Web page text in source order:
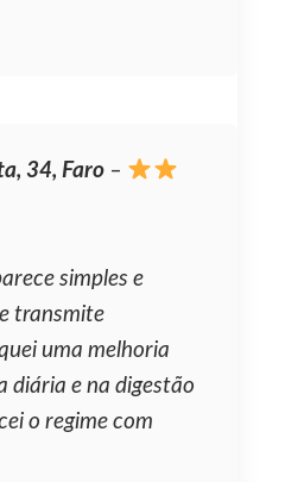
34, Faro –
simples e
transmite
uma melhoria
diária e na digestão
o regime com